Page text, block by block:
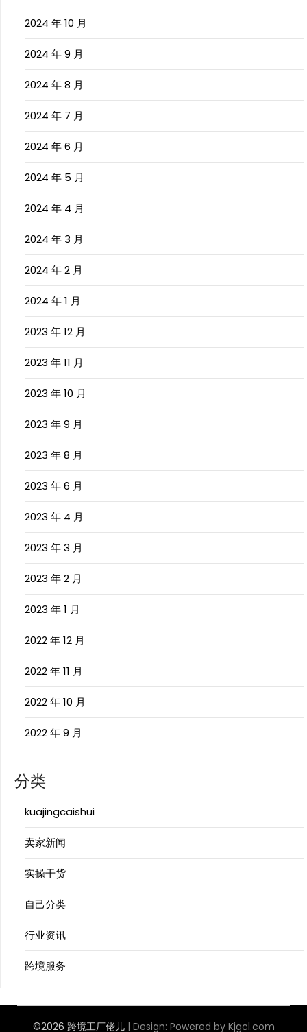
2024 年 10 月
2024 年 9 月
2024 年 8 月
2024 年 7 月
2024 年 6 月
2024 年 5 月
2024 年 4 月
2024 年 3 月
2024 年 2 月
2024 年 1 月
2023 年 12 月
2023 年 11 月
2023 年 10 月
2023 年 9 月
2023 年 8 月
2023 年 6 月
2023 年 4 月
2023 年 3 月
2023 年 2 月
2023 年 1 月
2022 年 12 月
2022 年 11 月
2022 年 10 月
2022 年 9 月
分类
kuajingcaishui
卖家新闻
实操干货
自己分类
行业资讯
跨境服务
©2026 跨境工厂佬儿 | Design: Powered by Kjgcl.com